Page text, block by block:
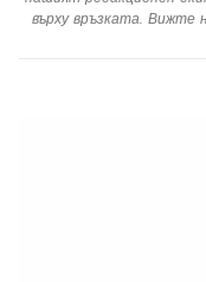
върху връзката. Вижте